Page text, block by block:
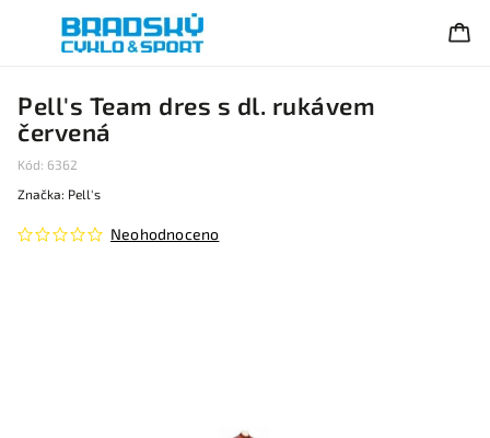
Pell's Team dres s dl. rukávem
červená
Kód: 6362
Neohodnoceno
Značka: Pell's